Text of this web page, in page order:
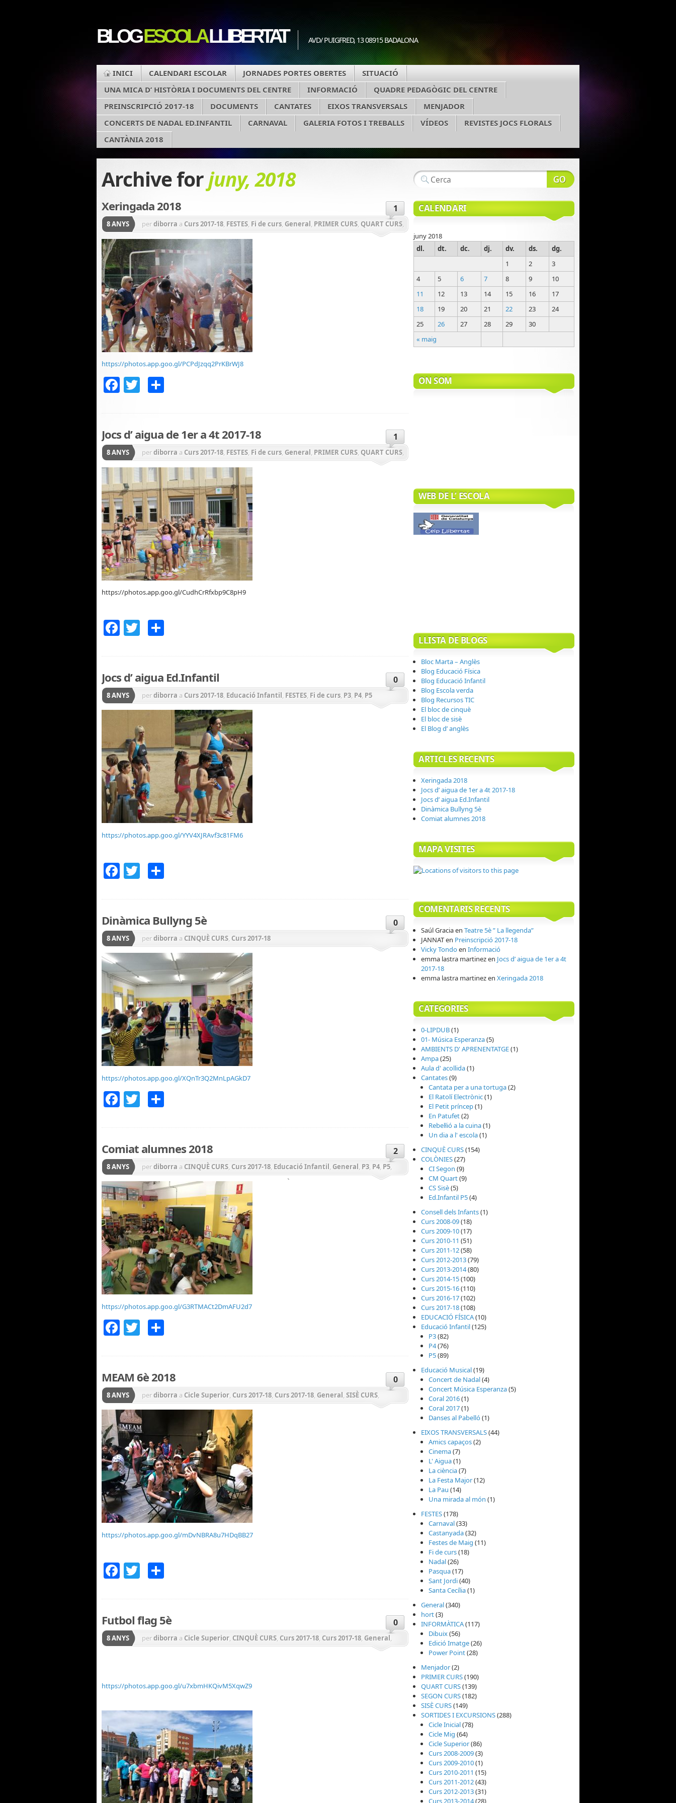
BLOGESCOLALLIBERTAT AVD/ PUIGFRED, 13 08915 BADALONA
INICI CALENDARI ESCOLAR JORNADES PORTES OBERTES
SITUACIÓ
UNA MICA D’ HISTÒRIA I DOCUMENTS DEL CENTRE
INFORMACIÓ
QUADRE PEDAGÒGIC DEL CENTRE
PREINSCRIPCIÓ 2017-18
DOCUMENTS CANTATES EIXOS TRANSVERSALS
MENJADOR
CONCERTS DE NADAL ED.INFANTIL
CARNAVAL GALERIA FOTOS I TREBALLS VÍDEOS
REVISTES JOCS FLORALS
CANTÀNIA 2018
Archive forjuny, 2018
Xeringada 2018 1
8 ANYS perdiborra a Curs 2017-18, FESTES, Fi de curs, General, PRIMER CURS, QUART CURS,
SEGON CURS,TERCER CURS
https://photos.app.goo.gl/PCPdJzqq2PrKBrWJ8
Facebook
Twitter
Jocs d’ aigua de 1er a 4t 2017-18 1
8 ANYS perdiborra a Curs 2017-18, FESTES, Fi de curs, General, PRIMER CURS, QUART CURS,
SEGON CURS,TERCER CURS
https://photos.app.goo.gl/CudhCrRfxbp9C8pH9
Facebook
Twitter
Jocs d’ aigua Ed.Infantil 0
8 ANYS perdiborra a Curs 2017-18, Educació Infantil, FESTES, Fi de curs, P3, P4, P5
https://photos.app.goo.gl/YYV4XJRAvf3c81FM6
Facebook
Twitter
Dinàmica Bullyng 5è 0
8 ANYS perdiborra a CINQUÈ CURS, Curs 2017-18
https://photos.app.goo.gl/XQnTr3Q2MnLpAGkD7
Facebook
Twitter
Comiat alumnes 2018 2
8 ANYS perdiborra a CINQUÈ CURS, Curs 2017-18, Educació Infantil, General, P3, P4, P5,
PRIMER CURS,QUART CURS ,SEGON CURS SISÈ CURS
https://photos.app.goo.gl/G3RTMACt2DmAFU2d7
Facebook
Twitter
MEAM 6è 2018 0
8 ANYS perdiborra a Cicle Superior, Curs 2017-18, Curs 2017-18, General, SISÈ CURS,
SORTIDES I EXCURSIONS
https://photos.app.goo.gl/mDvNBRA8u7HDqBB27
Facebook
Twitter
Futbol flag 5è 0
8 ANYS perdiborra a Cicle Superior CINQUÈ CURS Curs 2017-18 Curs 2017-18 General
https://photos.app.goo.gl/u7xbmHKQivM5XqwZ9
CALENDARI
juny 2018
dl.
dt. dc. dj. dv. ds. dg.
« maig
1 2
3
4
5 6 7 8 9
10
11
12 13 14 15 16
17
18
19 20 21 22 23
24
25
26 27 28 29 30
ON SOM
WEB DE L’ ESCOLA
LLISTA DE BLOGS
Bloc Marta – Anglès
Blog Educació Física
Blog Educació Infantil
Blog Escola verda
Blog Recursos TIC
El bloc de cinquè
El bloc de sisè
El Blog d’ anglès
ARTICLES RECENTS
Xeringada 2018
Jocs d’ aigua de 1er a 4t 2017-18
Jocs d’ aigua Ed.Infantil
Dinàmica Bullyng 5è
Comiat alumnes 2018
MAPA VISITES
COMENTARIS RECENTS
Saúl Graciaen Teatre 5è ” La llegenda”
JANNATen Preinscripció 2017-18
Vicky Tondoen Informació
emma lastra martinezen Jocs d’ aigua de 1er a 4t
2017-18
emma lastra martinezen Xeringada 2018
CATEGORIES
0-LIPDUB(1)
01- Música Esperanza(5)
AMBIENTS D' APRENENTATGE(1)
Ampa(25)
Aula d' acollida(1)
Cantates(9)
Cantata per a una tortuga(2)
El Ratolí Electrònic(1)
El Petit príncep(1)
En Patufet(2)
Rebel·lió a la cuina(1)
Un dia a l' escola(1)
CINQUÈ CURS(154)
COLÒNIES(27)
CI Segon (9)
CM Quart(9)
CS Sisè(5)
Ed.Infantil P5(4)
Consell dels Infants(1)
Curs 2008-09(18)
Curs 2009-10(17)
Curs 2010-11 (51)
Curs 2011-12(58)
Curs 2012-2013(79)
Curs 2013-2014(80)
Curs 2014-15(100)
Curs 2015-16(110)
Curs 2016-17(102)
Curs 2017-18(108)
EDUCACIÓ FÍSICA(10)
Educació Infantil(125)
P3(82)
P4(76)
P5(89)
Educació Musical(19)
Concert de Nadal(4)
Concert Música Esperanza(5)
Coral 2016(1)
Coral 2017(1)
Danses al Pabelló(1)
EIXOS TRANSVERSALS(44)
Amics capaços(2)
Cinema(7)
L' Aigua(1)
La ciència(7)
La Festa Major(12)
La Pau (14)
Una mirada al món (1)
FESTES(178)
Carnaval(33)
Castanyada(32)
Festes de Maig (11)
Fi de curs(18)
Nadal(26)
Pasqua(17)
Sant Jordi(40)
Santa Cecília(1)
General(340)
hort(3)
INFORMÀTICA(117)
Dibuix(56)
Edició Imatge(26)
Power Point(28)
Menjador(2)
PRIMER CURS(190)
QUART CURS(139)
SEGON CURS(182)
SISÈ CURS(149)
SORTIDES I EXCURSIONS(288)
Cicle Inicial(78)
Cicle Mig (64)
Cicle Superior(86)
Curs 2008-2009(3)
Curs 2009-2010(1)
Curs 2010-2011 (15)
Curs 2011-2012(43)
Curs 2012-2013(31)
Curs 2013-2014(28)